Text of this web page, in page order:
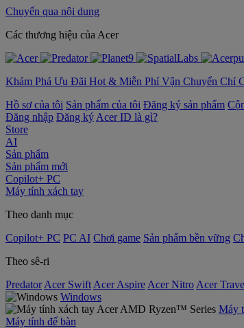
Chuyển qua nội dung
‌Các thương hiệu của Acer
Khám Phá Ưu Đãi Hot & Miễn Phí Vận Chuyển Chỉ
Hồ sơ của tôi Sản phẩm của tôi Đăng ký sản phẩm
Đăng nhập Đăng ký Acer ID là gì?
Store
AI
Sản phẩm
Sản phẩm mới
Copilot+ PC
Máy tính xách tay
Theo danh mục
Copilot+ PC PC AI Chơi game Sản phẩm bền vững
Theo sê-ri
Predator Acer Swift Acer Aspire Acer Nitro Acer
Windows
Máy
Máy tính để bàn